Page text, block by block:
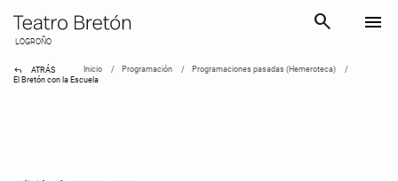
LOGROÑO
search menu
reply ATRÁS Inicio Programación
Programaciones pasadas (Hemeroteca)
El Bretón con la Escuela